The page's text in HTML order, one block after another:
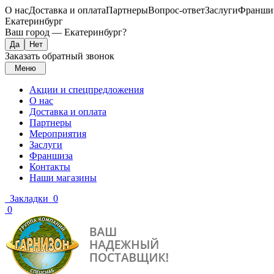
О насДоставка и оплатаПартнерыВопрос-ответЗаслуги
Екатеринбург
Ваш город — Екатеринбург?
Заказать обратный звонок
Меню
Акции и спецпредложения
О нас
Доставка и оплата
Партнеры
Мероприятия
Заслуги
Франшиза
Контакты
Наши магазины
Закладки 0
0